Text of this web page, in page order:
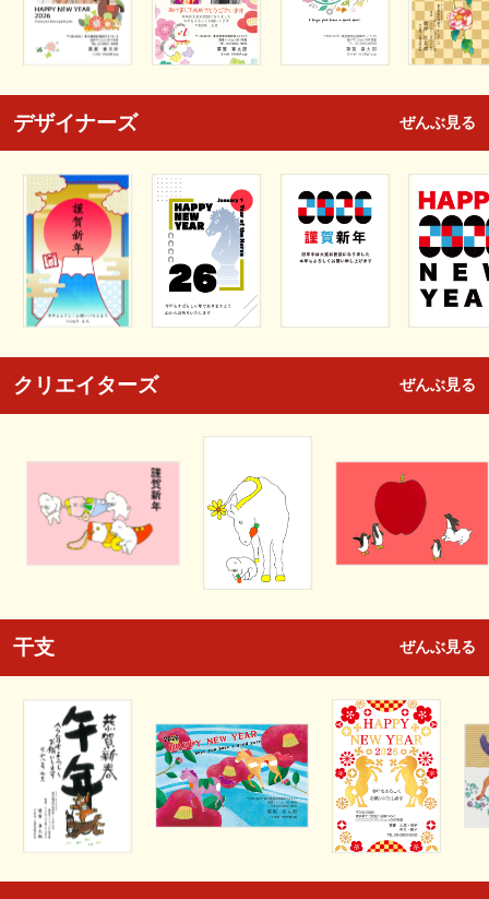
デザイナーズ ぜんぶ見る
クリエイターズ ぜんぶ見る
干支 ぜんぶ見る